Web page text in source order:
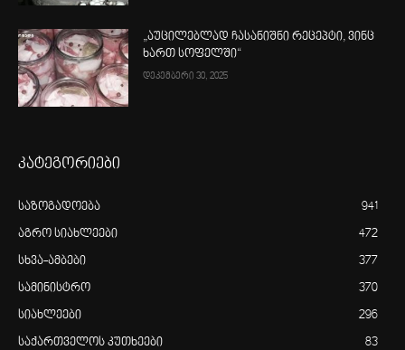
„აუცილებლად ჩასანიშნი რეცეპტი, ვინც
ხართ სოფელში“
დეკემბერი 30, 2025
კატეგორიები
საზოგადოება 941
აგრო სიახლეები 472
სხვა-ამბები 377
სამინისტრო 370
სიახლეები 296
საქართველოს კუთხეები 83